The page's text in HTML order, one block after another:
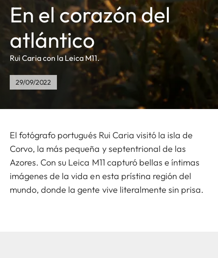
En el corazón del
atlántico
Rui Caria con la Leica M11.
29/09/2022
El fotógrafo portugués Rui Caria visitó la isla de
Corvo, la más pequeña y septentrional de las
Azores. Con su Leica M11 capturó bellas e íntimas
imágenes de la vida en esta prístina región del
mundo, donde la gente vive literalmente sin prisa.